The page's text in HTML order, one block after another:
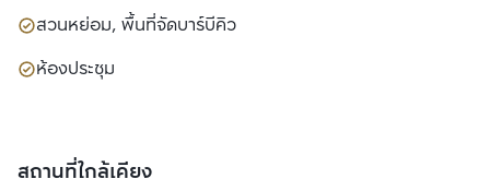
สวนหย่อม, พื้นที่จัดบาร์บีคิว
ห้องประชุม
สถานที่ใกล้เคียง